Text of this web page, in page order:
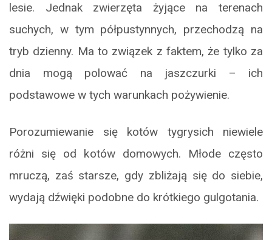
lesie. Jednak zwierzęta żyjące na terenach
suchych, w tym półpustynnych, przechodzą na
tryb dzienny. Ma to związek z faktem, że tylko za
dnia mogą polować na jaszczurki – ich
podstawowe w tych warunkach pożywienie.
Porozumiewanie się kotów tygrysich niewiele
różni się od kotów domowych. Młode często
mruczą, zaś starsze, gdy zbliżają się do siebie,
wydają dźwięki podobne do krótkiego gulgotania.